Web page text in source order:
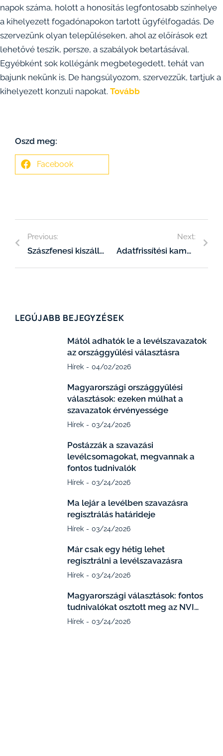
napok száma, holott a honosítás legfontosabb színhelye
a kihelyezett fogadónapokon tartott ügyfélfogadás. De
szervezünk olyan településeken, ahol az előírások ezt
lehetővé teszik, persze, a szabályok betartásával.
Egyébként sok kollégánk megbetegedett, tehát van
bajunk nekünk is. De hangsúlyozom, szervezzük, tartjuk a
kihelyezett konzuli napokat. Tovább
Oszd meg:
Facebook
Previous:
Szászfenesi kiszállás – Kolozs megye, 2021.03.09.
Next:
Adatfrissítési kampányba kezd az Eurotrans Alapítvány
LEGÚJABB BEJEGYZÉSEK
Mától adhatók le a levélszavazatok
az országgyűlési választásra
Hírek 04/02/2026
Magyarországi országgyűlési
választások: ezeken múlhat a
szavazatok érvényessége
Hírek 03/24/2026
Postázzák a szavazási
levélcsomagokat, megvannak a
fontos tudnivalók
Hírek 03/24/2026
Ma lejár a levélben szavazásra
regisztrálás határideje
Hírek 03/24/2026
Már csak egy hétig lehet
regisztrálni a levélszavazásra
Hírek 03/24/2026
Magyarországi választások: fontos
tudnivalókat osztott meg az NVI…
Hírek 03/24/2026